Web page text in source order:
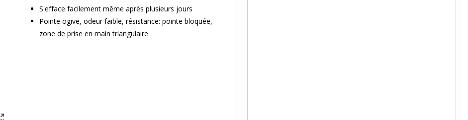
S'efface facilement même après plusieurs jours
Pointe ogive, odeur faible, résistance: pointe bloquée,
zone de prise en main triangulaire